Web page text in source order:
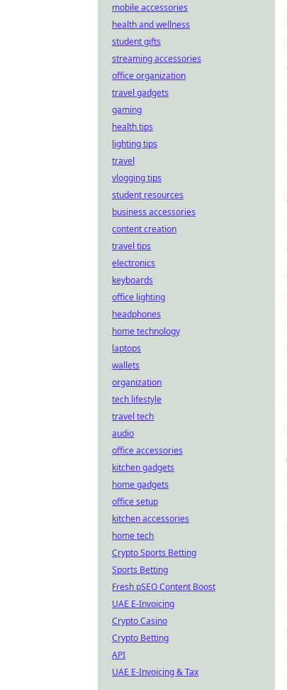
mobile accessories
health and wellness
student gifts
streaming accessories
office organization
travel gadgets
gaming
health tips
lighting tips
travel
vlogging tips
student resources
business accessories
content creation
travel tips
electronics
keyboards
office lighting
headphones
home technology
laptops
wallets
organization
tech lifestyle
travel tech
audio
office accessories
kitchen gadgets
home gadgets
office setup
kitchen accessories
home tech
Crypto Sports Betting
Sports Betting
Fresh pSEO Content Boost
UAE E-Invoicing
Crypto Casino
Crypto Betting
API
UAE E-Invoicing & Tax